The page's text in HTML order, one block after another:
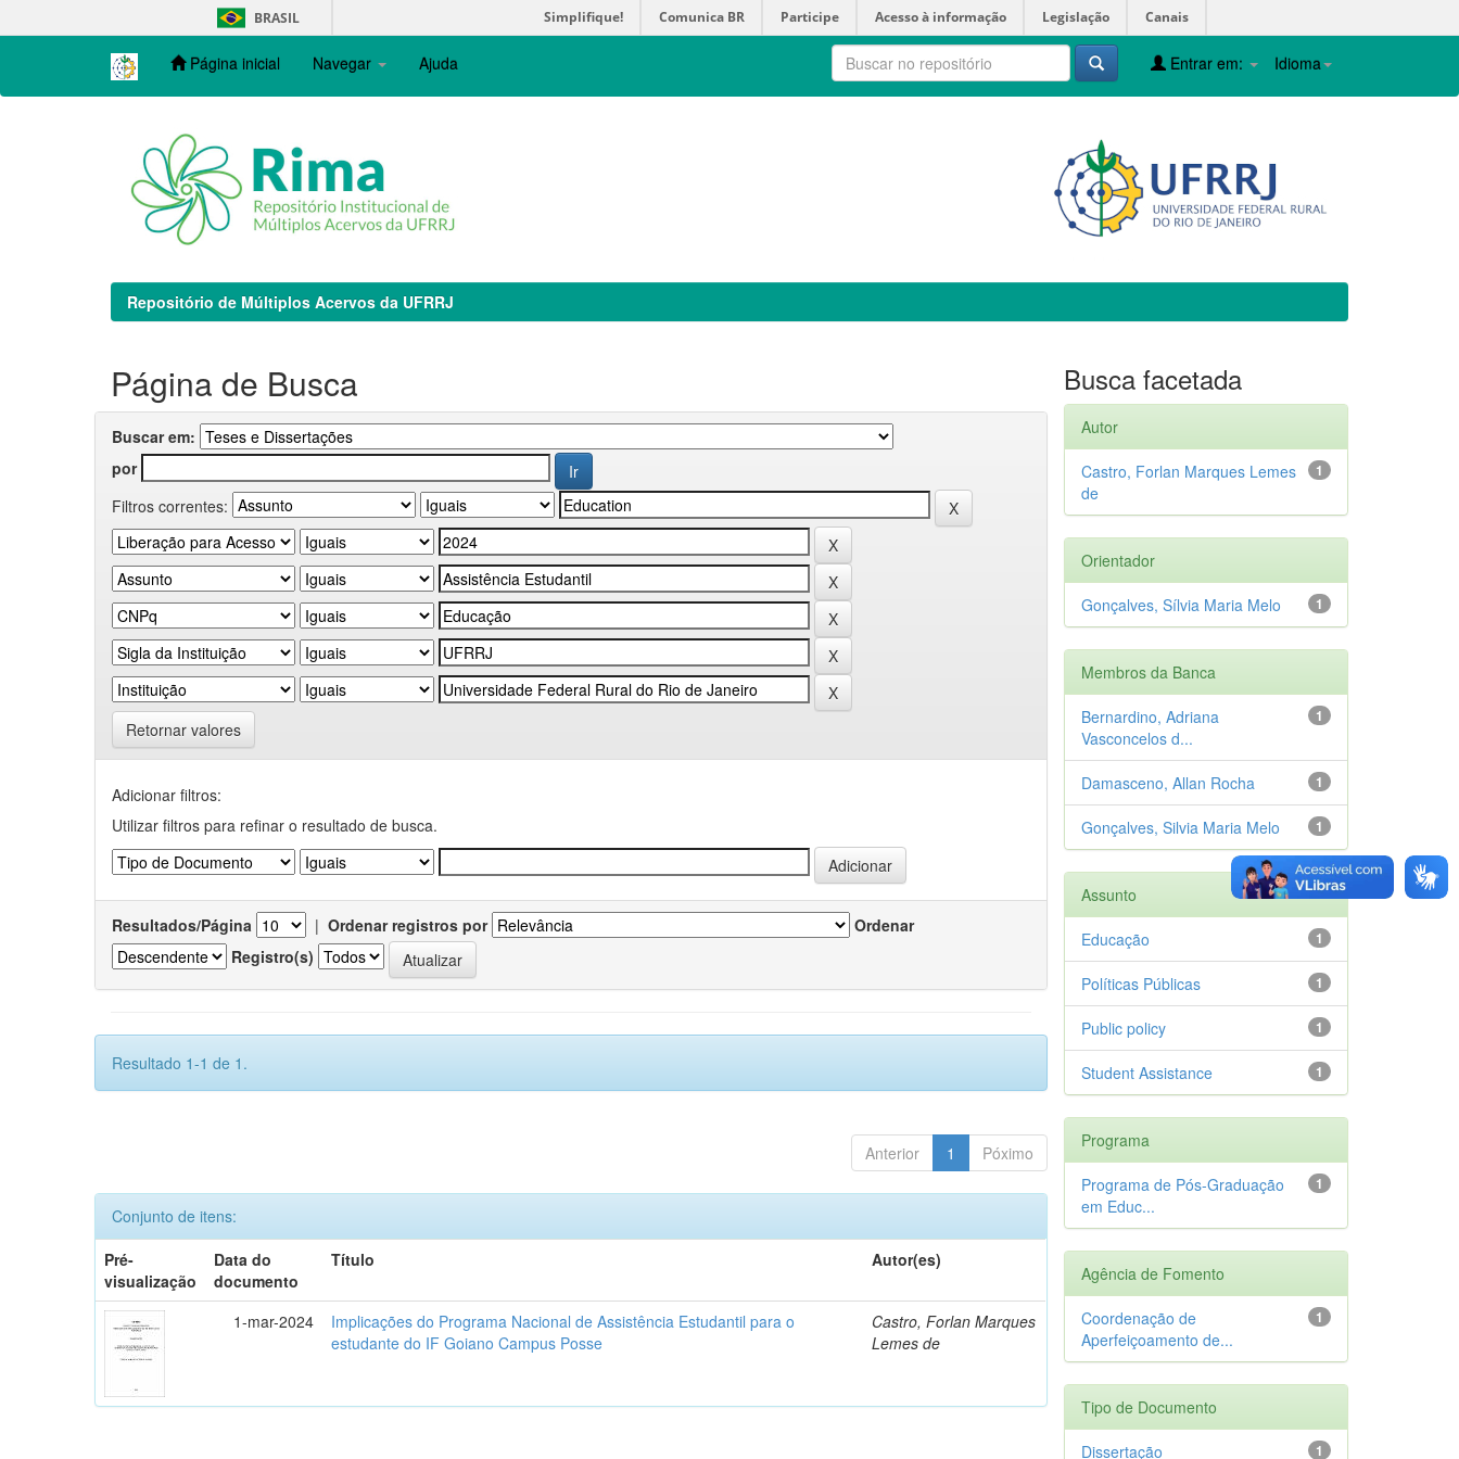
navigation
BRASIL Simplifique! Comunica BR Participe Acesso à informação Legislação Canais
Página inicial Navegar Ajuda Idioma
Entrar em:
Repositório de Múltiplos Acervos da UFRRJ
Página de Busca
Buscar em:
por
Filtros correntes:
Retornar valores
Adicionar filtros:
Utilizar filtros para refinar o resultado de busca.
Resultados/Página | Ordenar registros por
Ordenar
Registro(s)
Resultado 1-1 de 1.
Anterior 1 Póximo
Conjunto de itens:
Pré-
visualização
Data do
documento
Título Autor(es)
1-mar-2024
Implicações do Programa Nacional de Assistência Estudantil para o
estudante do IF Goiano Campus Posse
Castro, Forlan Marques
Lemes de
Busca facetada
Autor
1
Castro, Forlan Marques Lemes
de
Orientador
1
Gonçalves, Sílvia Maria Melo
Membros da Banca
1
Bernardino, Adriana
Vasconcelos d...
1
Damasceno, Allan Rocha
1
Gonçalves, Silvia Maria Melo
Assunto
1
Educação
1
Políticas Públicas
1
Public policy
1
Student Assistance
Programa
1
Programa de Pós-Graduação
em Educ...
Agência de Fomento
1
Coordenação de
Aperfeiçoamento de...
Tipo de Documento
1
Dissertação